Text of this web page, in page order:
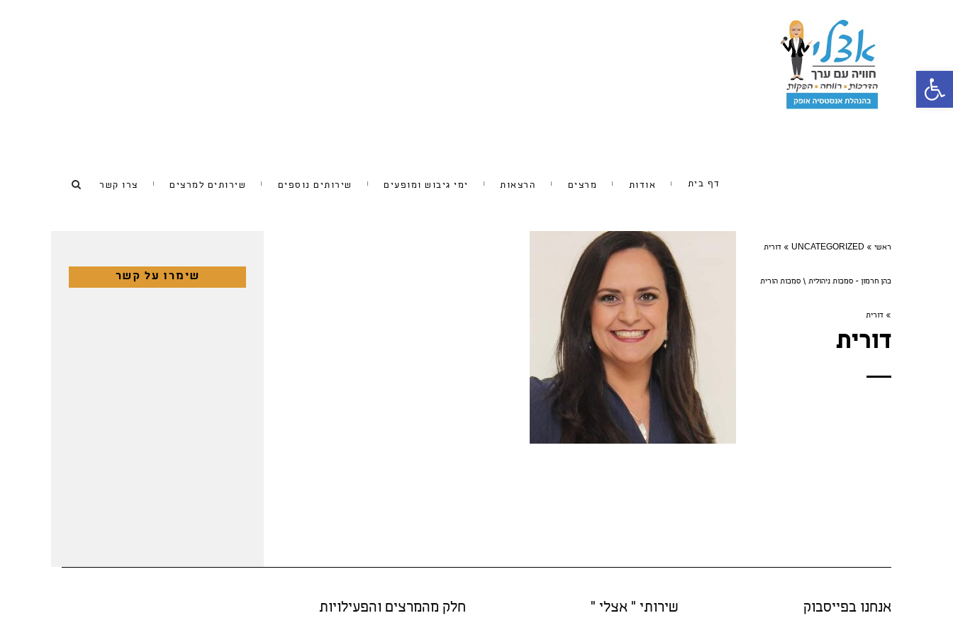
פתח סרגל נגישות
דף בית אודות מרצים הרצאות ימי גיבוש ומופעים שירותים נוספים שירותים למרצים צרו קשר
ראשי »
UNCATEGORIZED
» דורית
כהן חרמון - סמכות ניהולית \ סמכות הורית
» דורית
דורית
שימרו על קשר
אנחנו בפייסבוק שירותי " אצלי " חלק מהמרצים והפעילויות